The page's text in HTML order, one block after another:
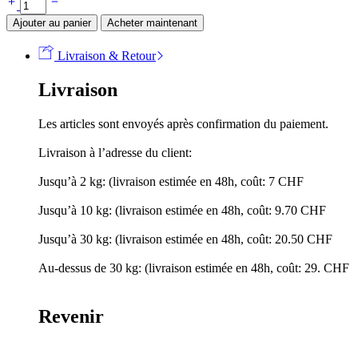
Ajouter au panier Acheter maintenant
Livraison & Retour
Livraison
Les articles sont envoyés après confirmation du paiement.
Livraison à l’adresse du client:
Jusqu’à 2 kg: (livraison estimée en 48h, coût: 7 CHF
Jusqu’à 10 kg: (livraison estimée en 48h, coût: 9.70 CHF
Jusqu’à 30 kg: (livraison estimée en 48h, coût: 20.50 CHF
Au-dessus de 30 kg: (livraison estimée en 48h, coût: 29. CHF
Revenir